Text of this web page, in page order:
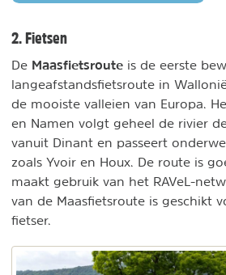
2. Fietsen
De Maasfietsroute is de eerste
langeafstandsfietsroute in
de mooiste valleien van Europa.
en Namen volgt geheel de rivier
vanuit Dinant en passeert
zoals Yvoir en Houx. De route is
maakt gebruik van het RAVeL-
van de Maasfietsroute is geschikt
fietser.